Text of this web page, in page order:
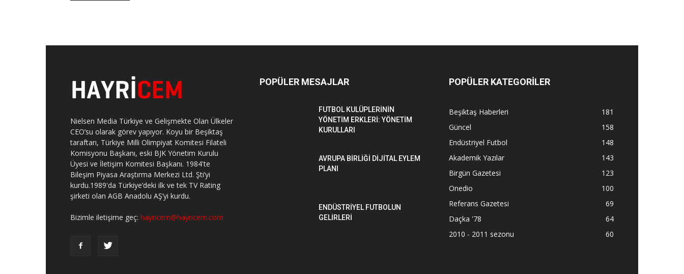
Nielsen Media Türkiye ve Gelişmekte Olan Ülkeler
CEO’su olarak görev yapıyor. Koyu bir Beşiktaş
taraftarı, Türkiye Milli Olimpiyat Komitesi Filateli
Komisyonu Başkanı, eski BJK Yönetim Kurulu
Üyesi ve İletişim Komitesi Başkanı. 1984'te
Bileşim Piyasa Araştırma Merkezi Ltd. Şti’yi
kurdu.1989'da Türkiye’deki ilk ve tek TV Rating
şirketi olan AGB Anadolu AŞ’yi kurdu.
Bizimle iletişime geç: hayricem@hayricem.com
POPÜLER MESAJLAR
FUTBOL KULÜPLERİNİN
YÖNETİM ERKLERİ: YÖNETİM
KURULLARI
AVRUPA BİRLİĞİ DİJİTAL EYLEM
PLANI
ENDÜSTRİYEL FUTBOLUN
GELİRLERİ
POPÜLER KATEGORİLER
Beşiktaş Haberleri
181
Güncel
158
Endüstriyel Futbol
148
Akademik Yazılar
143
Birgün Gazetesi
123
Onedio
100
Referans Gazetesi
69
Daçka '78
64
2010 - 2011 sezonu
60